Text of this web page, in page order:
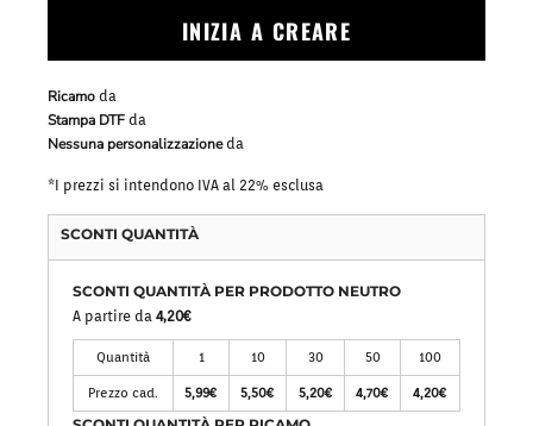
INIZIA A CREARE
Ricamo da
Stampa DTF da
Nessuna personalizzazioneda
*I prezzi si intendono IVA al 22% esclusa
SCONTI QUANTITÀ
SCONTI QUANTITÀ PER PRODOTTO NEUTRO
A partire da 4,20€
Quantità 1 10 30 50 100
Prezzo cad. 5,99€ 5,50€ 5,20€ 4,70€ 4,20€